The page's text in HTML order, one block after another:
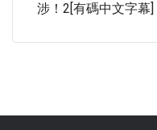
涉！2[有碼中文字幕]